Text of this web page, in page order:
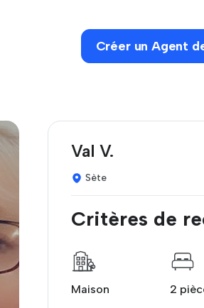
Créer un Agent
Val V.
Sète
Critères de
Maison 2